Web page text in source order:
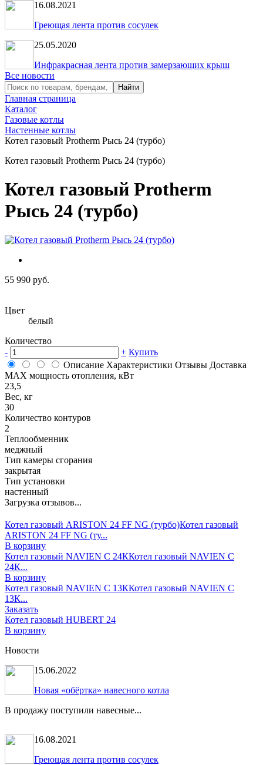
16.08.2021
Греющая лента против сосулек
25.05.2020
Инфракрасная лента против замерзающих крыш
Все новости
Главная страница
Каталог
Газовые котлы
Настенные котлы
Котел газовый Protherm Рысь 24 (турбо)
Котел газовый Protherm Рысь 24 (турбо)
Котел газовый Protherm
Рысь 24 (турбо)
55 990 руб.
Цвет
белый
Количество
-
+ Купить
Описание Характеристики Отзывы Доставка
MAX мощность отопления, кВт
23,5
Вес, кг
30
Количество контуров
2
Теплообменник
меджный
Тип камеры сгорания
закрытая
Тип установки
настенный
Загрузка отзывов...
Котел газовый ARISTON 24 FF NG (турбо)Котел газовый
ARISTON 24 FF NG (ту...
В корзину
Котел газовый NAVIEN С 24ККотел газовый NAVIEN С
24К...
В корзину
Котел газовый NAVIEN С 13ККотел газовый NAVIEN С
13К...
Заказать
Котел газовый HUBERT 24
В корзину
Новости
15.06.2022
Новая «обёртка» навесного котла
В продажу поступили навесные...
16.08.2021
Греющая лента против сосулек